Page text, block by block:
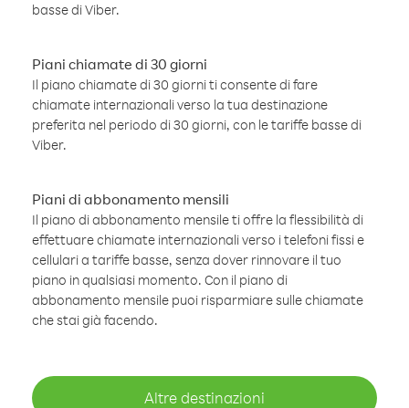
basse di Viber.
Piani chiamate di 30 giorni
Il piano chiamate di 30 giorni ti consente di fare
chiamate internazionali verso la tua destinazione
preferita nel periodo di 30 giorni, con le tariffe basse di
Viber.
Piani di abbonamento mensili
Il piano di abbonamento mensile ti offre la flessibilità di
effettuare chiamate internazionali verso i telefoni fissi e
cellulari a tariffe basse, senza dover rinnovare il tuo
piano in qualsiasi momento. Con il piano di
abbonamento mensile puoi risparmiare sulle chiamate
che stai già facendo.
Altre destinazioni